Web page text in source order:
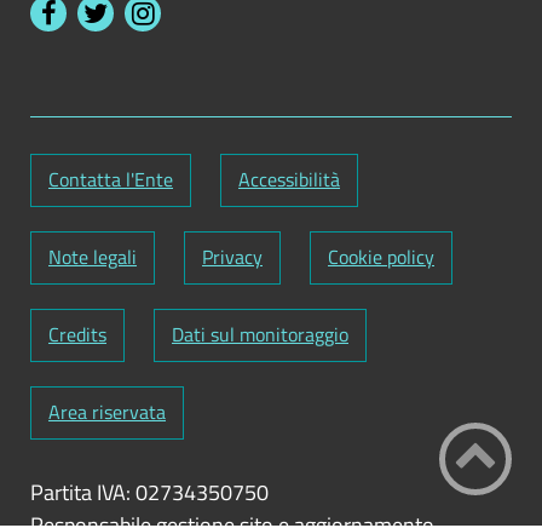
Contatta l'Ente Accessibilità
Note legali Privacy Cookie policy
Credits Dati sul monitoraggio
Area riservata
Partita IVA: 02734350750